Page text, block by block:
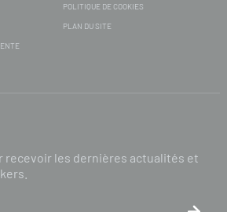
POLITIQUE DE COOKIES
PLAN DU SITE
recevoir les dernières actualités et